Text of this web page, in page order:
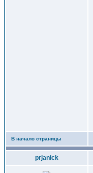
В начало страницы
prjanick